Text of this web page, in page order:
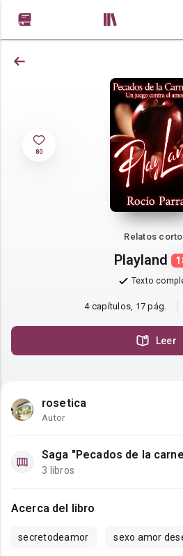
80
Relatos
Playland
Texto
4 capítulos, 17 pág.
Leer
rosetica
Autor
Saga "Pecados de la
3 libros
Acerca del libro
secretodeamor sexo amor